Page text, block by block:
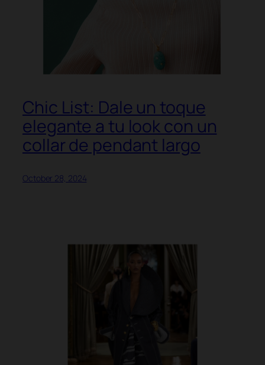
Chic List: Dale un toque
elegante a tu look con un
collar de pendant largo
October 28, 2024